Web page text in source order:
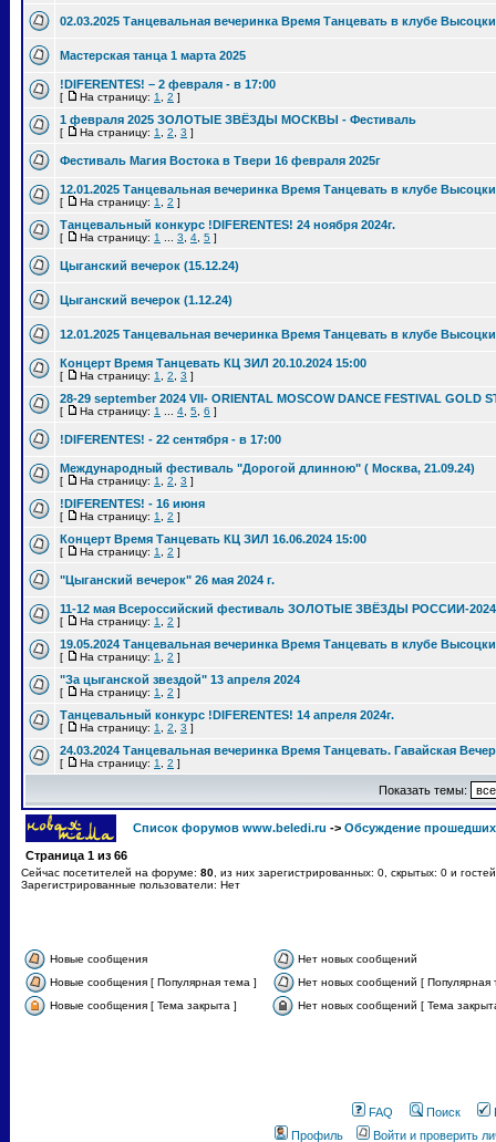
02.03.2025 Танцевальная вечеринка Время Танцевать в клубе
Мастерская танца 1 марта 2025
!DIFERENTES! – 2 февраля - в 17:00
[ На страницу: 1 2 ]
1 февраля 2025 ЗОЛОТЫЕ ЗВЁЗДЫ МОСКВЫ - Фестиваль
[ На страницу: 1 2 3 ]
Фестиваль Магия Востока в Твери 16 февраля 2025г
12.01.2025 Танцевальная вечеринка Время Танцевать в клубе
[ На страницу: 1 2 ]
Танцевальный конкурс !DIFERENTES! 24 ноября 2024г.
[ На страницу: 1 3 4 5 ]
Цыганский вечерок (15.12.24)
Цыганский вечерок (1.12.24)
12.01.2025 Танцевальная вечеринка Время Танцевать в клубе
Концерт Время Танцевать КЦ ЗИЛ 20.10.2024 15:00
[ На страницу: 1 2 3 ]
28-29 september 2024 VII- ORIENTAL MOSCOW DANCE FESTIVAL GOLD
[ На страницу: 1 4 5 6 ]
!DIFERENTES! - 22 сентября - в 17:00
Международный фестиваль "Дорогой длинною" ( Москва, 21.09.24)
[ На страницу: 1 2 3 ]
!DIFERENTES! - 16 июня
[ На страницу: 1 2 ]
Концерт Время Танцевать КЦ ЗИЛ 16.06.2024 15:00
[ На страницу: 1 2 ]
"Цыганский вечерок" 26 мая 2024 г.
11-12 мая Всероссийский фестиваль ЗОЛОТЫЕ ЗВЁЗДЫ РОССИИ-2024
[ На страницу: 1 2 ]
19.05.2024 Танцевальная вечеринка Время Танцевать в клубе
[ На страницу: 1 2 ]
"За цыганской звездой" 13 апреля 2024
[ На страницу: 1 2 ]
Танцевальный конкурс !DIFERENTES! 14 апреля 2024г.
[ На страницу: 1 2 3 ]
24.03.2024 Танцевальная вечеринка Время Танцевать. Гавайская
[ На страницу: 1 2 ]
Показать темы:
Список форумов www.beledi.ru -> Обсуждение
Страница 1 из 66
Сейчас посетителей на форуме: 80 , из них зарегистрированных: 0, скрытых: 0 и
Зарегистрированные пользователи: Нет
Новые сообщения
Нет новых сообщений
Новые сообщения [ Популярная тема ]
Нет новых сообщений [ Популярная
Новые сообщения [ Тема закрыта ]
Нет новых сообщений [ Тема
FAQ Поиск
Профиль
Войти и проверить